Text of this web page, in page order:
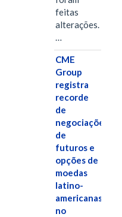
feitas
alterações.
…
CME
Group
registra
recorde
de
negociações
de
futuros e
opções de
moedas
latino-
americanas
no